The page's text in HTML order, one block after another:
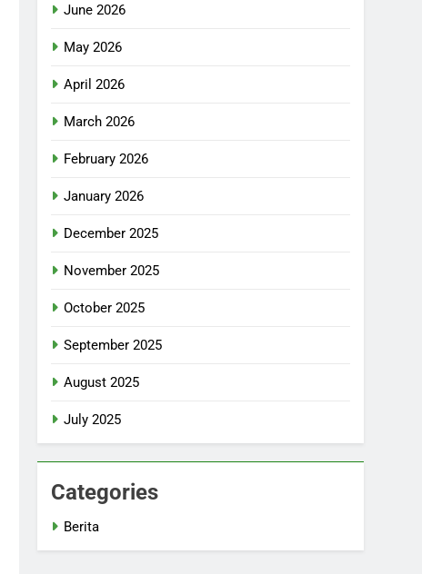
June 2026
May 2026
April 2026
March 2026
February 2026
January 2026
December 2025
November 2025
October 2025
September 2025
August 2025
July 2025
Categories
Berita